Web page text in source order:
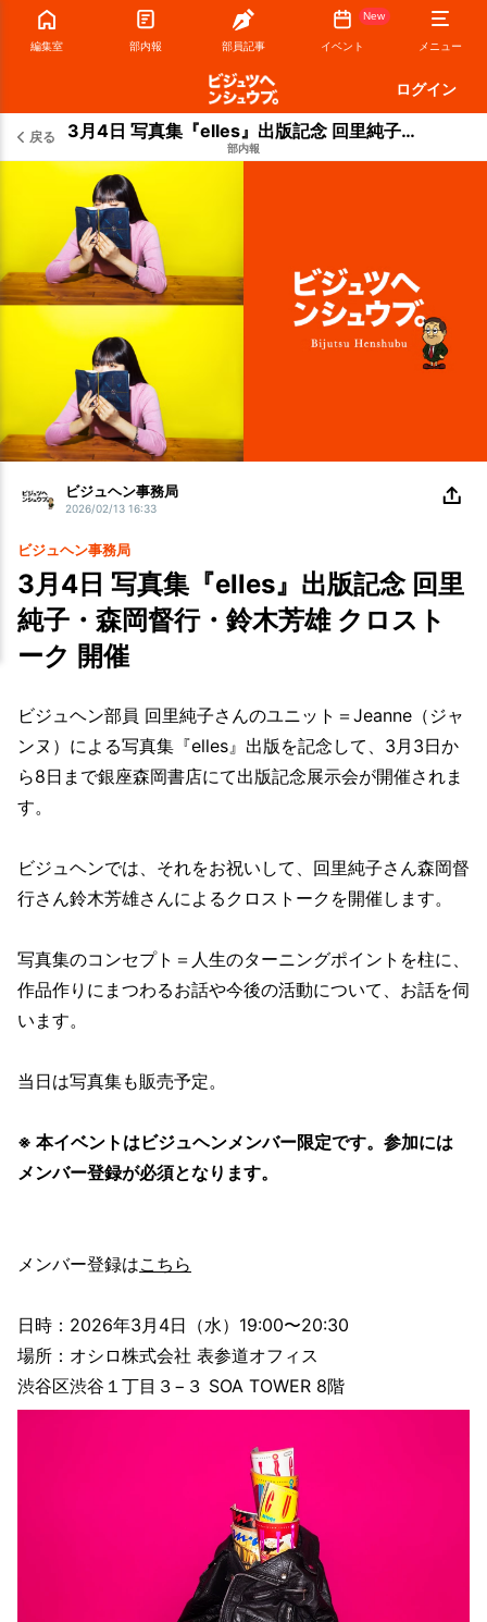
編集室 部内報 部員記事
New
イベント メニュー
ログイン
戻る 3月4日 写真集『elles』出版記念 回里純子・森岡督行・鈴木芳雄 クロストーク 開催
部内報
ビジュヘン事務局
2026/02/13 16:33
ビジュヘン事務局
3月4日 写真集『elles』出版記念 回里
純子・森岡督行・鈴木芳雄 クロスト
ーク 開催
ビジュヘン部員 回里純子さんのユニット＝Jeanne（ジャ
ンヌ）による写真集『elles』出版を記念して、3月3日か
ら8日まで銀座森岡書店にて出版記念展示会が開催されま
す。
ビジュヘンでは、それをお祝いして、回里純子さん森岡督
行さん鈴木芳雄さんによるクロストークを開催します。
写真集のコンセプト＝人生のターニングポイントを柱に、
作品作りにまつわるお話や今後の活動について、お話を伺
います。
当日は写真集も販売予定。
※ 本イベントはビジュヘンメンバー限定です。参加には
メンバー登録が必須となります。
メンバー登録はこちら
日時：2026年3月4日（水）19:00〜20:30
場所：オシロ株式会社 表参道オフィス
渋谷区渋谷１丁目３−３ SOA TOWER 8階